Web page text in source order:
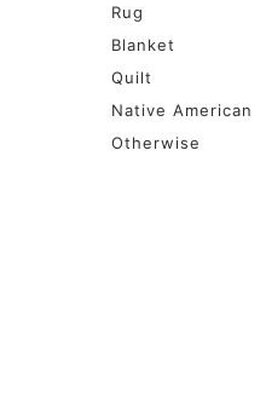
Rug
Blanket
Quilt
Native American
Otherwise